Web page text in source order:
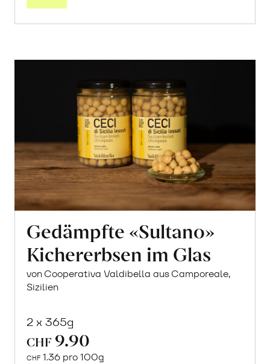
Gedämpfte «Sultano»
Kichererbsen im Glas
von Cooperativa Valdibella aus Camporeale,
Sizilien
2 x 365g
CHF 9.90
CHF 1.36 pro 100g